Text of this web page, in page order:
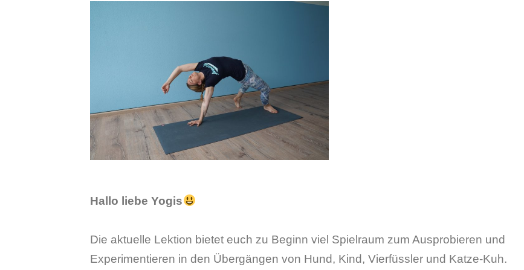
Hallo liebe Yogis
Die aktuelle Lektion bietet euch zu Beginn viel Spielraum zum Ausprobieren und
Experimentieren in den Übergängen von Hund, Kind, Vierfüssler und Katze-Kuh.